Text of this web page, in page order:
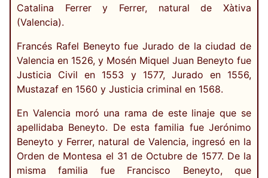
Catalina Ferrer y Ferrer, natural de Xàtiva
(Valencia).
Francés Rafel Beneyto fue Jurado de la ciudad de
Valencia en 1526, y Mosén Miquel Juan Beneyto fue
Justicia Civil en 1553 y 1577, Jurado en 1556,
Mustazaf en 1560 y Justicia criminal en 1568.
En Valencia moró una rama de este linaje que se
apellidaba Beneyto. De esta familia fue Jerónimo
Beneyto y Ferrer, natural de Valencia, ingresó en la
Orden de Montesa el 31 de Octubre de 1577. De la
misma familia fue Francisco Beneyto, que